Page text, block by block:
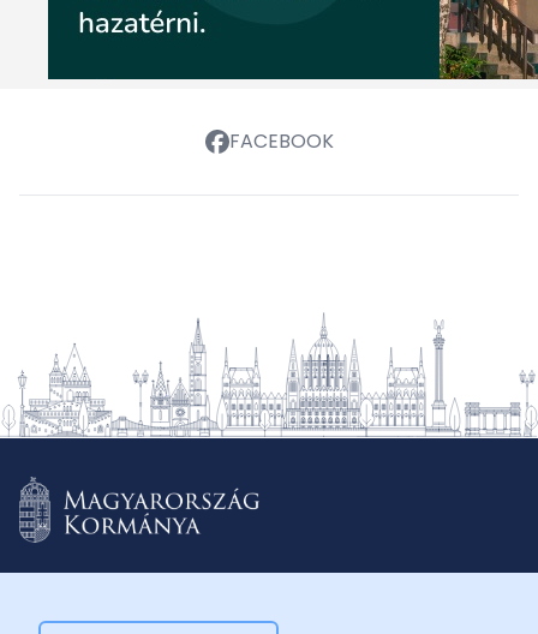
FACEBOOK